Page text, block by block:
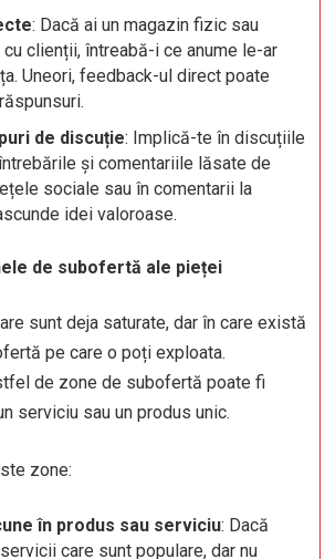
: Dacă ai un magazin fizic sau
clienții, întreabă-i ce anume le-ar
Uneori, feedback-ul direct poate
de discuție: Implică-te în discuțiile
și comentariile lăsate de
sociale sau în comentarii la
idei valoroase.
de subofertă ale pieței
sunt deja saturate, dar în care există
pe care o poți exploata.
de zone de subofertă poate fi
serviciu sau un produs unic.
zone:
în produs sau serviciu: Dacă
care sunt populare, dar nu